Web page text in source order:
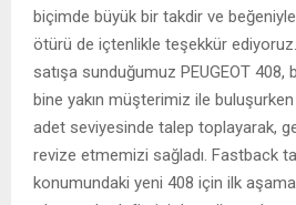
biçimde büyük bir takdir ve
ötürü de içtenlikle teşekkür
satışa sunduğumuz PEUGEOT 408,
bine yakın müşterimiz ile
adet seviyesinde talep toplayarak,
revize etmemizi sağladı. Fastback
konumundaki yeni 408 için ilk